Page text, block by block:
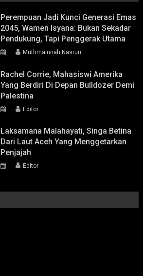
Perempuan Jadi Kunci Generasi Emas
2045, Wamen Isyana: Bukan Sekadar
Pendukung, Tapi Penggerak Utama
Muthmainnah Nasrun
Rachel Corrie, Mahasiswi Amerika
Yang Berdiri Di Depan Bulldozer Demi
Palestina
Editor
Laksamana Malahayati, Singa Betina
Dari Laut Aceh Yang Menggetarkan
Penjajah
Editor